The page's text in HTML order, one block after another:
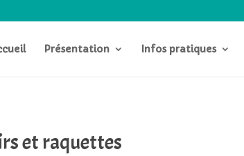
Présentation Infos pratiques
et raquettes